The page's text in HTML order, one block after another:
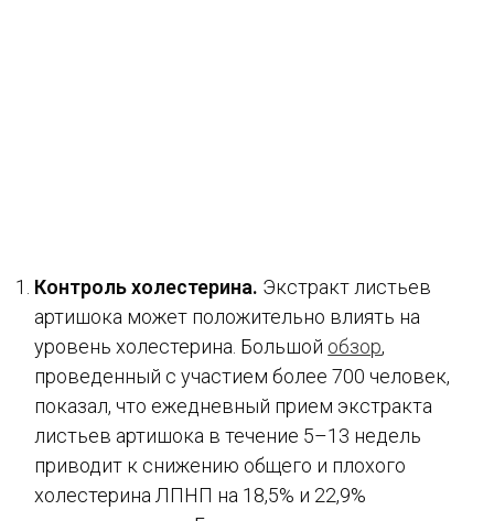
Контроль холестерина. Экстракт листьев
артишока может положительно влиять на
уровень холестерина. Большой обзор,
проведенный с участием более 700 человек,
показал, что ежедневный прием экстракта
листьев артишока в течение 5–13 недель
приводит к снижению общего и плохого
холестерина ЛПНП на 18,5% и 22,9%